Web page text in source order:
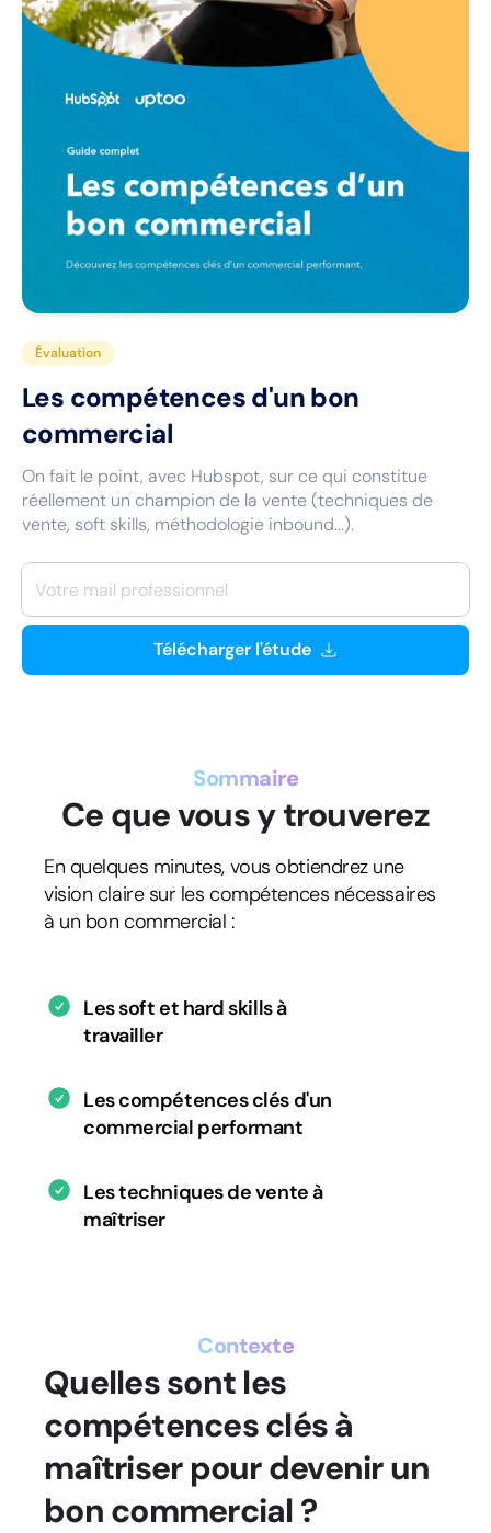
Évaluation
Les compétences d'un bon
commercial
On fait le point, avec Hubspot, sur ce qui constitue
réellement un champion de la vente (techniques de
vente, soft skills, méthodologie inbound...).
Télécharger l'étude
Sommaire
Ce que vous y trouverez
En quelques minutes, vous obtiendrez une
vision claire sur les compétences nécessaires
à un bon commercial :
Les soft et hard skills à
travailler
Les compétences clés d'un
commercial performant
Les techniques de vente à
maîtriser
Contexte
Quelles sont les
compétences clés à
maîtriser pour devenir un
bon commercial ?